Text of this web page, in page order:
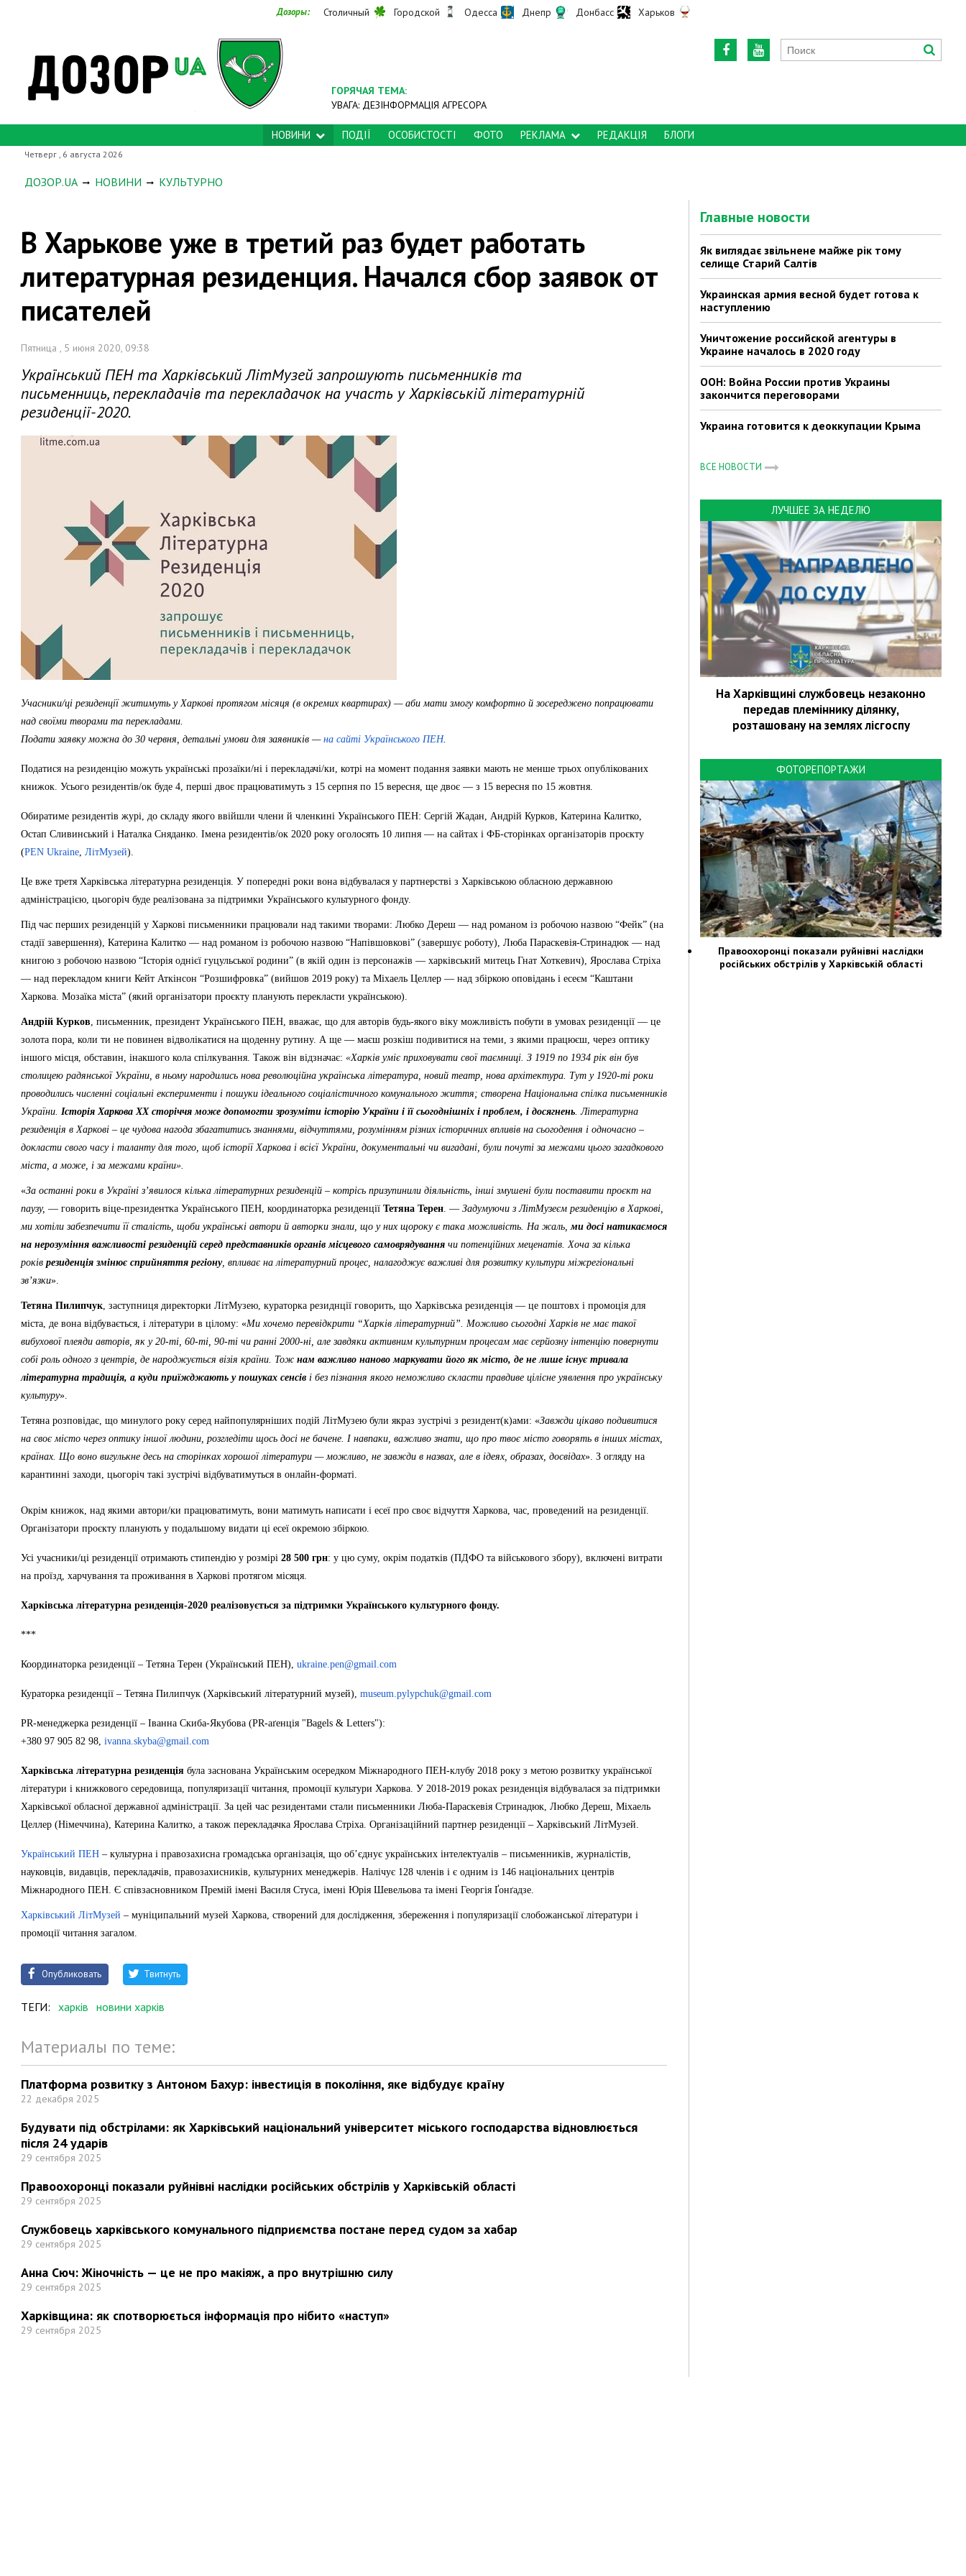
Дозоры: Столичный Городской Одесса Днепр Донбасс Харьков
ГОРЯЧАЯ ТЕМА:
УВАГА: ДЕЗІНФОРМАЦІЯ АГРЕСОРА
НОВИНИ ПОДІЇ ОСОБИСТОСТІ ФОТО РЕКЛАМА РЕДАКЦІЯ БЛОГИ
Четверг , 6 августа 2026
ДОЗОР.UA НОВИНИ КУЛЬТУРНО
В Харькове уже в третий раз будет работать
литературная резиденция. Начался сбор заявок от
писателей
Пятница , 5 июня 2020, 09:38
Український ПЕН та Харківський ЛітМузей запрошують письменників та
письменниць, перекладачів та перекладачок на участь у Харківській літературній
резиденції-2020.
Учасники/ці резиденції житимуть у Харкові протягом місяця (в окремих квартирах) — аби мати змогу комфортно й зосереджено попрацювати
над своїми творами та перекладами.
Подати заявку можна до 30 червня, детальні умови для заявників — на сайті Українського ПЕН.
Податися на резиденцію можуть українські прозаїки/ні і перекладачі/ки, котрі на момент подання заявки мають не менше трьох опублікованих
книжок. Усього резидентів/ок буде 4, перші двоє працюватимуть з 15 серпня по 15 вересня, ще двоє — з 15 вересня по 15 жовтня.
Обиратиме резидентів журі, до складу якого ввійшли члени й членкині Українського ПЕН: Сергій Жадан, Андрій Курков, Катерина Калитко,
Остап Сливинський і Наталка Сняданко. Імена резидентів/ок 2020 року оголосять 10 липня — на сайтах і ФБ-сторінках організаторів проєкту
(PEN Ukraine, ЛітМузей).
Це вже третя Харківська літературна резиденція. У попередні роки вона відбувалася у партнерстві з Харківською обласною державною
адміністрацією, цьогоріч буде реалізована за підтримки Українського культурного фонду.
Під час перших резиденцій у Харкові письменники працювали над такими творами: Любко Дереш — над романом із робочою назвою “Фейк” (на
стадії завершення), Катерина Калитко — над романом із робочою назвою “Напівшовкові” (завершує роботу), Люба Параскевія-Стринадюк — над
книгою з робочою назвою “Історія однієї гуцульської родини” (в якій один із персонажів — харківський митець Гнат Хоткевич), Ярослава Стріха
— над перекладом книги Кейт Аткінсон “Розшифровка” (вийшов 2019 року) та Міхаель Целлер — над збіркою оповідань і есеєм “Каштани
Харкова. Мозаїка міста” (який організатори проєкту планують перекласти українською).
Андрій Курков, письменник, президент Українського ПЕН, вважає, що для авторів будь-якого віку можливість побути в умовах резиденції — це
золота пора, коли ти не повинен відволікатися на щоденну рутину. А ще — маєш розкіш подивитися на теми, з якими працюєш, через оптику
іншого місця, обставин, інакшого кола спілкування. Також він відзначає: «Харків уміє приховувати свої таємниці. З 1919 по 1934 рік він був
столицею радянської України, в ньому народились нова революційна українська література, новий театр, нова архітектура. Тут у 1920-ті роки
проводились численні соціальні експерименти і пошуки ідеального соціалістичного комунального життя; створена Національна спілка письменників
України. Історія Харкова ХХ сторіччя може допомогти зрозуміти історію України і її сьогоднішніх і проблем, і досягнень. Літературна
резиденція в Харкові – це чудова нагода збагатитись знаннями, відчуттями, розумінням різних історичних впливів на сьогодення і одночасно –
докласти свого часу і таланту для того, щоб історії Харкова і всієї України, документальні чи вигадані, були почуті за межами цього загадкового
міста, а може, і за межами країни».
«За останні роки в Україні з’явилося кілька літературних резиденцій – котрісь призупинили діяльність, інші змушені були поставити проєкт на
паузу, — говорить віце-президентка Українського ПЕН, координаторка резиденції Тетяна Терен. — Задумуючи з ЛітМузеєм резиденцію в Харкові,
ми хотіли забезпечити її сталість, щоби українські автори й авторки знали, що у них щороку є така можливість. На жаль,ми досі натикаємося
на нерозуміння важливості резиденцій серед представників органів місцевого самоврядування чи потенційних меценатів. Хоча за кілька
років резиденція змінює сприйняття регіону, впливає на літературний процес, налагоджує важливі для розвитку культури міжрегіональні
зв’язки».
Тетяна Пилипчук, заступниця директорки ЛітМузею, кураторка резиднції говорить, що Харківська резиденція — це поштовх і промоція для
міста, де вона відбувається, і літератури в цілому: «Ми хочемо перевідкрити “Харків літературний”. Можливо сьогодні Харків не має такої
вибухової плеяди авторів, як у 20-ті, 60-ті, 90-ті чи ранні 2000-ні, але завдяки активним культурним процесам має серйозну інтенцію повернути
собі роль одного з центрів, де народжується візія країни. Тож нам важливо наново маркувати його як місто, де не лише існує тривала
літературна традиція, а куди приїжджають у пошуках сенсів і без пізнання якого неможливо скласти правдиве цілісне уявлення про українську
культуру».
Тетяна розповідає, що минулого року серед найпопулярніших подій ЛітМузею були якраз зустрічі з резидент(к)ами: «Завжди цікаво подивитися
на своє місто через оптику іншої людини, розгледіти щось досі не бачене. І навпаки, важливо знати, що про твоє місто говорять в інших містах,
країнах. Що воно вигулькне десь на сторінках хорошої літератури — можливо, не завжди в назвах, але в ідеях, образах, досвідах». З огляду на
карантинні заходи, цьогоріч такі зустрічі відбуватимуться в онлайн-форматі.
Окрім книжок, над якими автори/ки працюватимуть, вони матимуть написати і есеї про своє відчуття Харкова, час, проведений на резиденції.
Організатори проєкту планують у подальшому видати ці есеї окремою збіркою.
Усі учасники/ці резиденції отримають стипендію у розмірі 28 500 грн: у цю суму, окрім податків (ПДФО та військового збору), включені витрати
на проїзд, харчування та проживання в Харкові протягом місяця.
Харківська літературна резиденція-2020 реалізовується за підтримки Українського культурного фонду.
***
Координаторка резиденції – Тетяна Терен (Український ПЕН), ukraine.pen@gmail.com
Кураторка резиденції – Тетяна Пилипчук (Харківський літературний музей), museum.pylypchuk@gmail.com
PR-менеджерка резиденції – Іванна Скиба-Якубова (PR-аґенція "Bagels & Letters"):
+380 97 905 82 98, ivanna.skyba@gmail.com
Харківська літературна резиденція була заснована Українським осередком Міжнародного ПЕН-клубу 2018 року з метою розвитку української
літератури і книжкового середовища, популяризації читання, промоції культури Харкова. У 2018-2019 роках резиденція відбувалася за підтримки
Харківської обласної державної адміністрації. За цей час резидентами стали письменники Люба-Параскевія Стринадюк, Любко Дереш, Міхаель
Целлер (Німеччина), Катерина Калитко, а також перекладачка Ярослава Стріха. Організаційний партнер резиденції – Харківський ЛітМузей.
Український ПЕН – культурна і правозахисна громадська організація, що об’єднує українських інтелектуалів – письменників, журналістів,
науковців, видавців, перекладачів, правозахисників, культурних менеджерів. Налічує 128 членів і є одним із 146 національних центрів
Міжнародного ПЕН. Є співзасновником Премій імені Василя Стуса, імені Юрія Шевельова та імені Георгія Ґонґадзе.
Харківський ЛітМузей – муніципальний музей Харкова, створений для дослідження, збереження і популяризації слобожанської літератури і
промоції читання загалом.
Опубликовать Твитнуть
ТЕГИ: харків новини харків
Материалы по теме:
Платформа розвитку з Антоном Бахур: інвестиція в покоління, яке відбудує країну
22 декабря 2025
Будувати під обстрілами: як Харківський національний університет міського господарства відновлюється
після 24 ударів
29 сентября 2025
Правоохоронці показали руйнівні наслідки російських обстрілів у Харківській області
29 сентября 2025
Службовець харківського комунального підприємства постане перед судом за хабар
29 сентября 2025
Анна Сюч: Жіночність — це не про макіяж, а про внутрішню силу
29 сентября 2025
Харківщина: як спотворюється інформація про нібито «наступ»
29 сентября 2025
Главные новости
Як виглядає звільнене майже рік тому
селище Старий Салтів
Украинская армия весной будет готова к
наступлению
Уничтожение российской агентуры в
Украине началось в 2020 году
ООН: Война России против Украины
закончится переговорами
Украина готовится к деоккупации Крыма
ВСЕ НОВОСТИ
ЛУЧШЕЕ ЗА НЕДЕЛЮ
На Харківщині службовець незаконно
передав племіннику ділянку,
розташовану на землях лісгоспу
ФОТОРЕПОРТАЖИ
Правоохоронці показали руйнівні наслідки
російських обстрілів у Харківській області